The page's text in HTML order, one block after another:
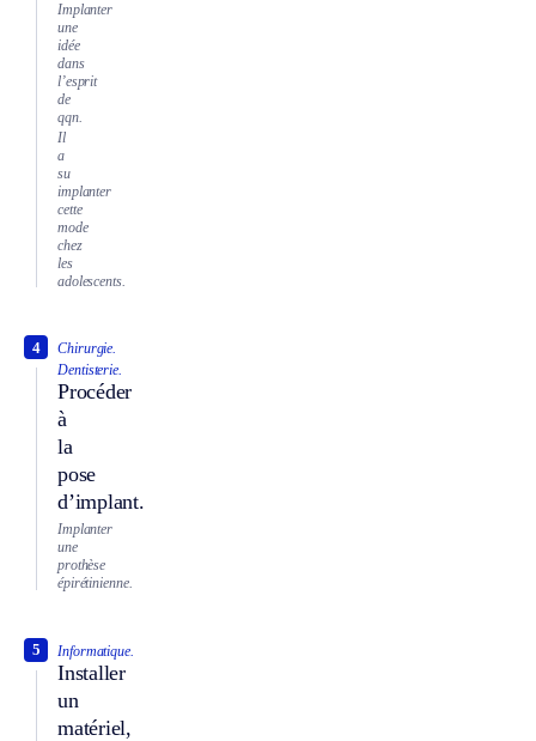
Implanter
une
idée
dans
l’esprit
de
qqn.
Il
a
su
implanter
cette
mode
chez
les
adolescents.
Chirurgie.
Dentisterie.
Procéder
à
la
pose
d’implant.
4
Implanter
une
prothèse
épirétinienne.
Informatique.
Installer
un
matériel,
5